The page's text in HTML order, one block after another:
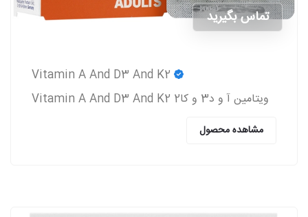
تماس بگیرید
ویتامین آ و د3 و کا2 Vitamin A And D3 And K2
مشاهده محصول